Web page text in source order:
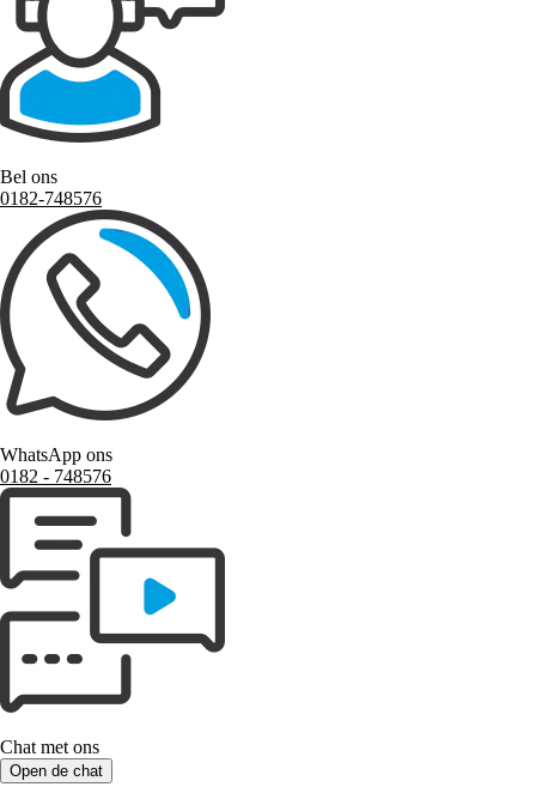
Bel ons
0182-748576
WhatsApp ons
0182 ‑ 748576
Chat met ons
Open de chat